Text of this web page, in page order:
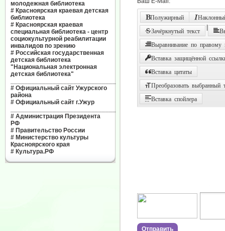
молодежная библиотека
# Красноярская краевая детская
библиотека
# Красноярская краевая
специальная библиотека - центр
социокультурной реабилитации
инвалидов по зрению
# Российская государственная
детская библиотека
"Национальная электронная
детская библиотека"
# Официальный сайт Ужурского
района
# Официальный сайт г.Ужур
# Администрация Президента
РФ
# Правительство России
# Министерство культуры
Красноярского края
# Культура.РФ
Полужирный
Зачёркнутый текст
Выравнивание по правому
Вставка защищённой
Вставка цитаты
Преобразовать выбранный
Вставка спойлера